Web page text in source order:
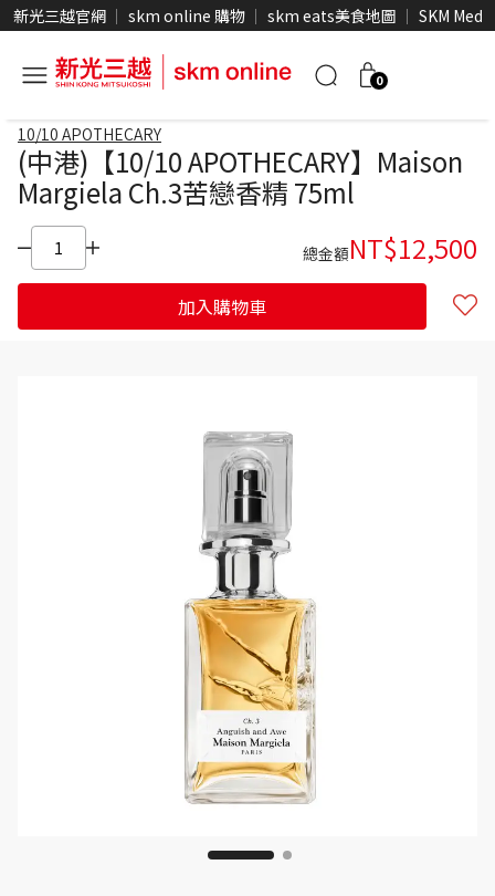
新光三越官網 skm online 購物 skm eats美食地圖 SKM Media
0
10/10 APOTHECARY
(中港)【10/10 APOTHECARY】Maison
Margiela Ch.3苦戀香精 75ml
總金額NT$12,500
加入購物車